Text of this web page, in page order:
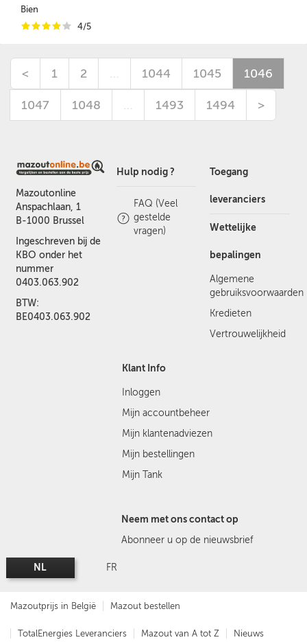
Bien
iiiii 4/5
< 1 2 … 1044 1045 1046
1047 1048 … 1493 1494 >
Mazoutonline
Anspachlaan, 1
B-1000 Brussel
Ingeschreven bij de
KBO onder het
nummer
0403.063.902
BTW:
BE0403.063.902
Hulp nodig ?
FAQ (Veel
gestelde
vragen)
Toegang
leveranciers
Wettelijke
bepalingen
Algemene
gebruiksvoorwaarden
Kredieten
Vertrouwelijkheid
Klant Info
Inloggen
Mijn accountbeheer
Mijn klantenadviezen
Mijn bestellingen
Mijn Tank
Neem met ons contact op
Abonneer u op de nieuwsbrief
NL FR
Mazoutprijs in België Mazout bestellen
TotalEnergies Leveranciers Mazout van A tot Z Nieuws